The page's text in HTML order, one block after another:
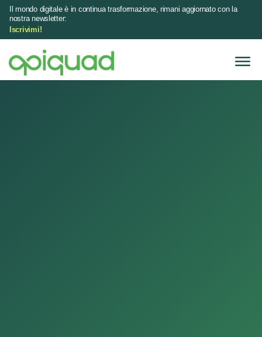
Il mondo digitale è in continua trasformazione, rimani aggiornato con la
nostra newsletter:
Iscrivimi!